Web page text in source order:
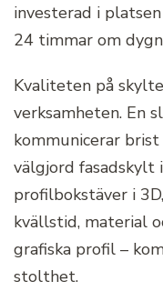
investerad i
24 timmar om
Kvaliteten på
verksamheten. En
kommunicerar
välgjord
profilbokstäver i
kvällstid, material
grafiska profil –
stolthet.